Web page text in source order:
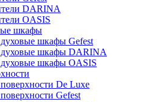
DARINA
OASIS
шкафы
шкафы Gefest
духовые шкафы DARINA
шкафы OASIS
De Luxe
Gefest